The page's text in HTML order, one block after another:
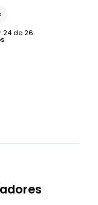
24de 26